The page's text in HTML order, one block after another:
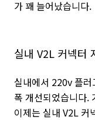
가 꽤 늘어났습니다.
실내 V2L 커넥터
실내에서 220v 플러
폭 개선되었습니다.
이제는 실내 V2L 커